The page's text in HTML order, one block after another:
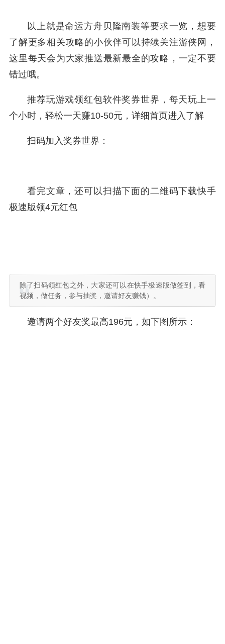
以上就是命运方舟贝隆南装等要求一览，想要
了解更多相关攻略的小伙伴可以持续关注游侠网，
这里每天会为大家推送最新最全的攻略，一定不要
错过哦。
推荐玩游戏领红包软件奖券世界，每天玩上一
个小时，轻松一天赚10-50元，详细首页进入了解
扫码加入奖券世界：
看完文章，还可以扫描下面的二维码下载快手
极速版领4元红包
除了扫码领红包之外，大家还可以在快手极速版做签到，看
视频，做任务，参与抽奖，邀请好友赚钱）。
邀请两个好友奖最高196元，如下图所示：